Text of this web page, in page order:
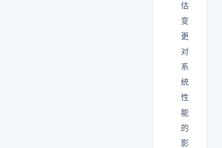
估
变
更
对
系
统
性
能
的
影